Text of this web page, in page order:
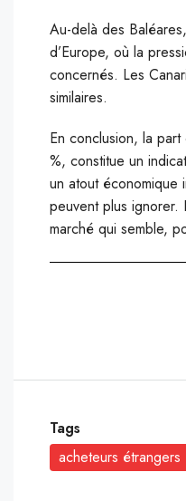
Au-delà des
d’Europe, où la
concernés. Les
similaires.
En conclusion, la
%, constitue un
un atout
peuvent plus ignorer.
marché qui semble,
Tags
acheteurs étrangers